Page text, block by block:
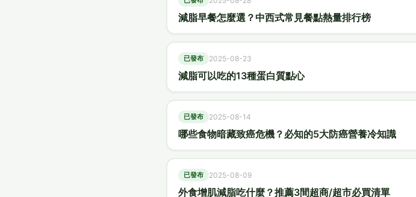
減脂早餐怎麼選？中西式常見餐點熱量排行榜
已發布 2025-08-23
減脂可以吃的13種蛋白質點心
已發布 2025-08-14
哪些食物暗藏致癌危機？必知的5大防癌營養冷知識
已發布 2025-08-09
外食增肌減脂吃什麼？推薦3間超商/超市必買清單